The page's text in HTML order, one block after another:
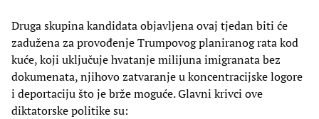
Druga skupina kandidata objavljena ovaj tjedan biti će
zadužena za provođenje Trumpovog planiranog rata kod
kuće, koji uključuje hvatanje milijuna imigranata bez
dokumenata, njihovo zatvaranje u koncentracijske logore
i deportaciju što je brže moguće. Glavni krivci ove
diktatorske politike su: